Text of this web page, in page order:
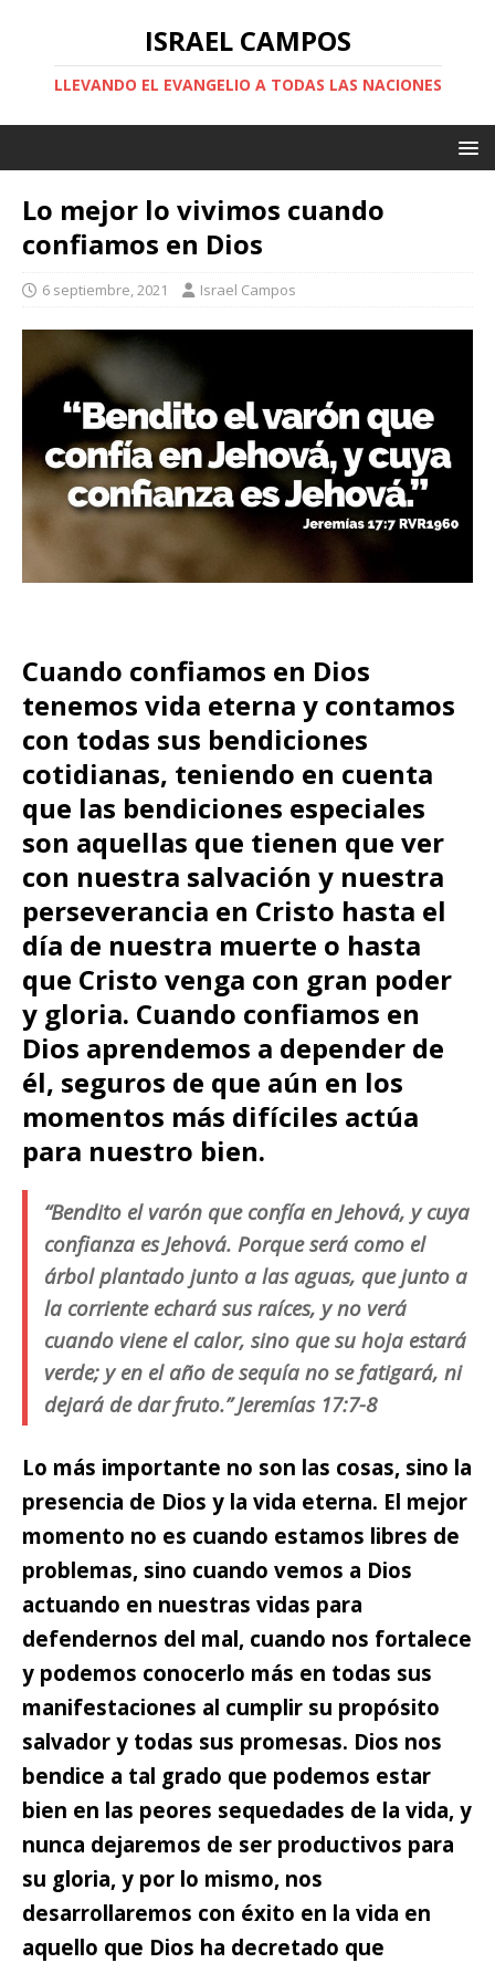
ISRAEL CAMPOS
LLEVANDO EL EVANGELIO A TODAS LAS NACIONES
Lo mejor lo vivimos cuando
confiamos en Dios
6 septiembre, 2021 Israel Campos
Cuando confiamos en Dios
tenemos vida eterna y contamos
con todas sus bendiciones
cotidianas, teniendo en cuenta
que las bendiciones especiales
son aquellas que tienen que ver
con nuestra salvación y nuestra
perseverancia en Cristo hasta el
día de nuestra muerte o hasta
que Cristo venga con gran poder
y gloria. Cuando confiamos en
Dios aprendemos a depender de
él, seguros de que aún en los
momentos más difíciles actúa
para nuestro bien.
“Bendito el varón que confía en Jehová, y cuya
confianza es Jehová. Porque será como el
árbol plantado junto a las aguas, que junto a
la corriente echará sus raíces, y no verá
cuando viene el calor, sino que su hoja estará
verde; y en el año de sequía no se fatigará, ni
dejará de dar fruto.” Jeremías 17:7-8
Lo más importante no son las cosas, sino la
presencia de Dios y la vida eterna. El mejor
momento no es cuando estamos libres de
problemas, sino cuando vemos a Dios
actuando en nuestras vidas para
defendernos del mal, cuando nos fortalece
y podemos conocerlo más en todas sus
manifestaciones al cumplir su propósito
salvador y todas sus promesas. Dios nos
bendice a tal grado que podemos estar
bien en las peores sequedades de la vida, y
nunca dejaremos de ser productivos para
su gloria, y por lo mismo, nos
desarrollaremos con éxito en la vida en
aquello que Dios ha decretado que